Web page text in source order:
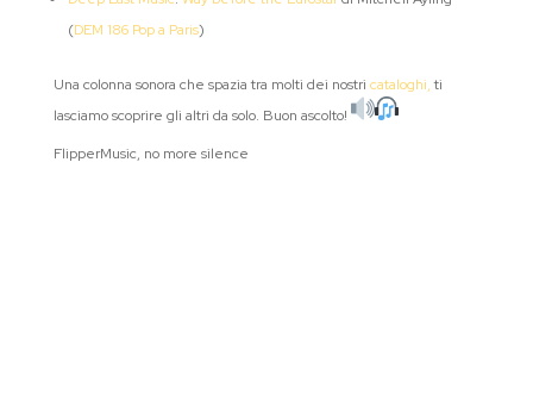
(DEM 186 Pop a Paris)
Una colonna sonora che spazia tra molti dei nostri cataloghi,ti
lasciamo scoprire gli altri da solo. Buon ascolto!
FlipperMusic, no more silence